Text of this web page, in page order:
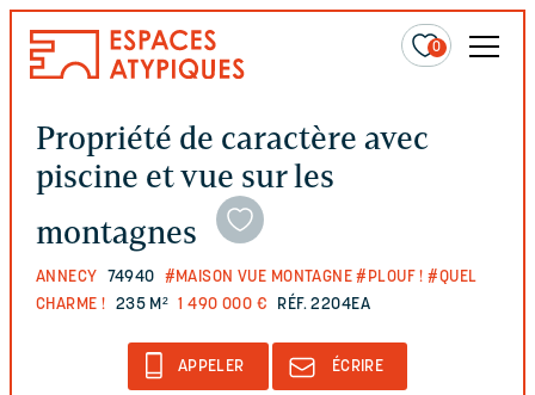
0
Propriété de caractère avec
piscine et vue sur les
montagnes
ANNECY 74940 #MAISON VUE MONTAGNE #PLOUF ! #QUEL
CHARME ! 235 M² 1 490 000 € RÉF. 2204EA
APPELER ÉCRIRE